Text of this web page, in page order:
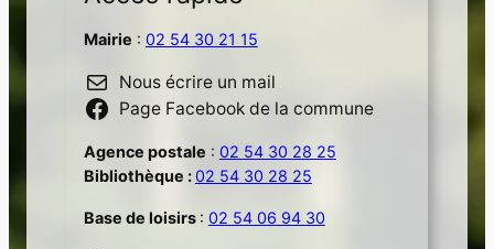
Mairie : 02 54 30 21 15
Nous écrire un mail
Page Facebook de la commune
Agence postale : 02 54 30 28 25
Bibliothèque :02 54 30 28 25
Base de loisirs : 02 54 06 94 30